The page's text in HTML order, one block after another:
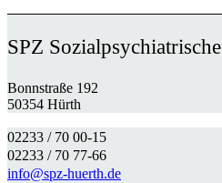
SPZ
Bonnstraße 192
50354 Hürth
02233 / 70 00-15
02233 / 70 77-66
info@spz-huerth.de